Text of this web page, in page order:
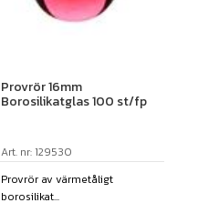
Provrör 16mm
Borosilikatglas 100 st/fp
Art. nr: 129530
Provrör av värmetåligt
borosilikat...